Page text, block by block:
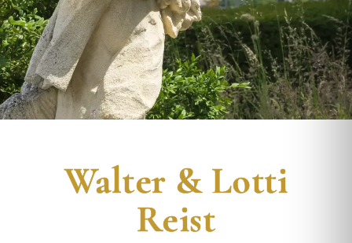
Walter & Lotti
Reist